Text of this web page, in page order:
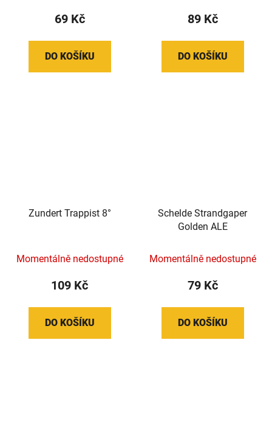
69 Kč
DO KOŠÍKU
89 Kč
DO KOŠÍKU
Zundert Trappist 8°
Momentálně nedostupné
109 Kč
DO KOŠÍKU
Schelde Strandgaper
Golden ALE
Momentálně nedostupné
79 Kč
DO KOŠÍKU